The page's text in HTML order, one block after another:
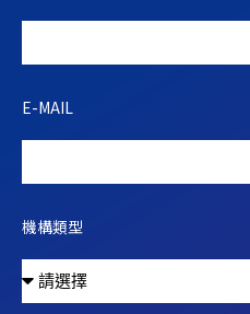
E-MAIL
機構類型